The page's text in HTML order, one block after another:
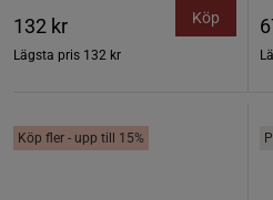
132 kr
Lägsta pris 132 kr
Köp
Köp fler - upp till 15%